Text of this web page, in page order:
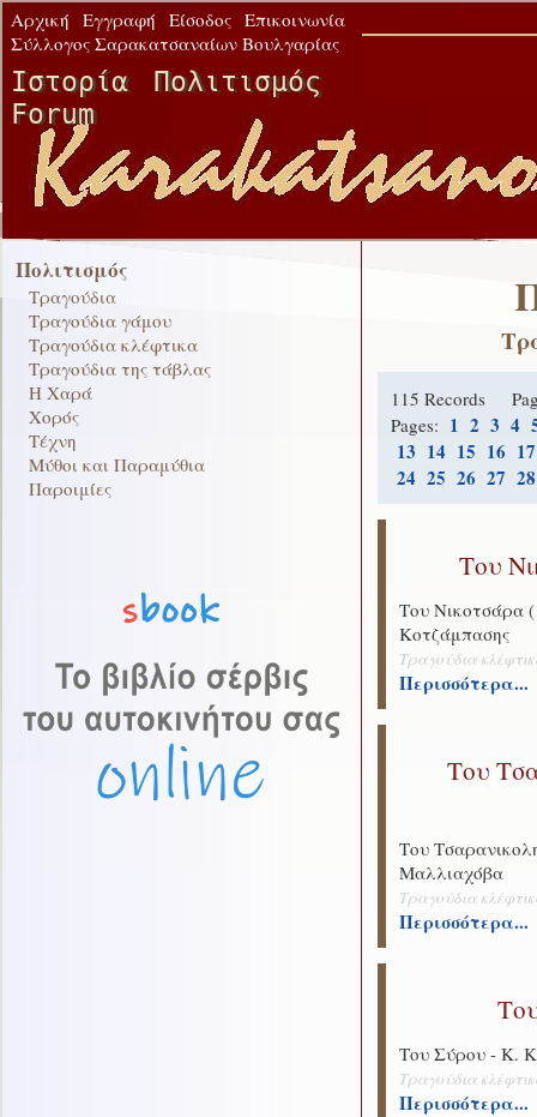
Αρχική Εγγραφή Είσοδος Επικοινωνία
Σύλλογος Σαρακατσαναίων Βουλγαρίας
Ιστορία
Πολιτισμός
Forum
Πολιτισμός
Τραγούδια
Τραγούδια γάμου
Τραγούδια κλέφτικα
Τραγούδια της τάβλας
Η Χαρά
Χορός
Τέχνη
Μύθοι και Παραμύθια
Παροιμίες
115 Records
Pages: 1 2 3 4
13 14 15 16 17
24 25 26 27 28
Του
Του Νικοτσάρα
Κοτζάμπασης
Τραγούδια
Περισσότερα...
Του
Του
Μαλλιαχόβα
Τραγούδια
Περισσότερα...
Του Σύρου - Κ.
Τραγούδια
Περισσότερα...